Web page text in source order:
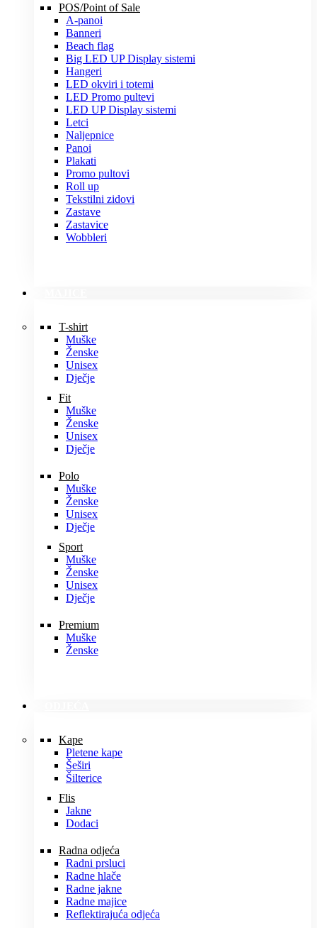
POS/Point of Sale
A-panoi
Banneri
Beach flag
Big LED UP Display sistemi
Hangeri
LED okviri i totemi
LED Promo pultevi
LED UP Display sistemi
Letci
Naljepnice
Panoi
Plakati
Promo pultovi
Roll up
Tekstilni zidovi
Zastave
Zastavice
Wobbleri
T-shirt
Muške
Ženske
Unisex
Dječje
Fit
Muške
Ženske
Unisex
Dječje
Polo
Muške
Ženske
Unisex
Dječje
Sport
Muške
Ženske
Unisex
Dječje
Premium
Muške
Ženske
Kape
Pletene kape
Šeširi
Šilterice
Flis
Jakne
Dodaci
Radna odjeća
Radni prsluci
Radne hlače
Radne jakne
Radne majice
Reflektirajuća odjeća